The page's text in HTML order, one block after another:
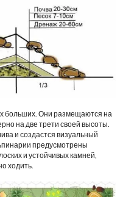
больших. Они размещаются на
на две трети своей высоты.
и создастся визуальный
предусмотрены
и устойчивых камней,
ходить.